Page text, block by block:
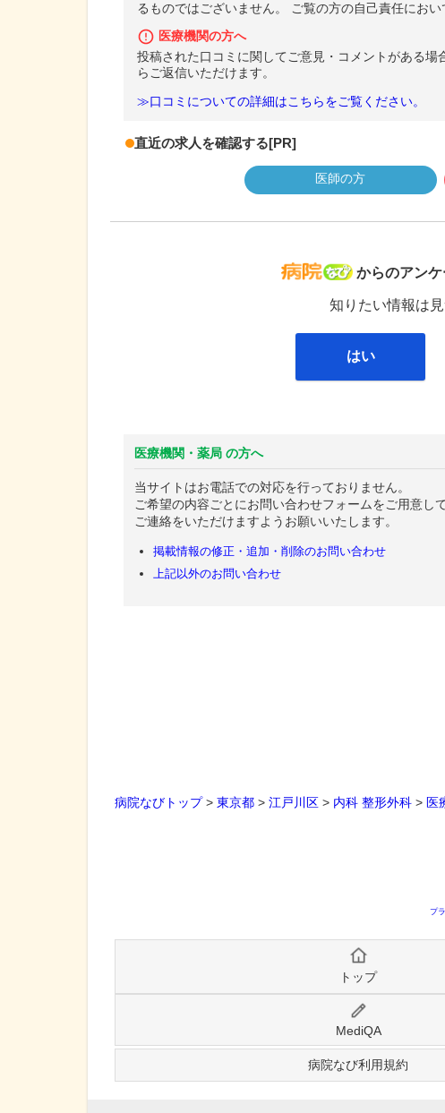
るものではございません。 ご覧の方の自己責任におい
医療機関の方へ
投稿された口コミに関してご意見・コメントがある
らご返信いただけます。
≫口コミについての詳細はこちらをご覧ください。
直近の求人を確認する[PR]
医師の方
病院なび
からのアンケ
知りたい情報は
はい
医療機関・薬局 の方へ
当サイトはお電話での対応を行っておりません。
ご希望の内容ごとにお問い合わせフォームをご用意し
ご連絡をいただけますようお願いいたします。
掲載情報の修正・追加・削除のお問い合わせ
上記以外のお問い合わせ
病院なびトップ> 東京都 > 江戸川区 > 内科 整形外科 > 医
プ
トップ
MediQA
病院なび利用規約